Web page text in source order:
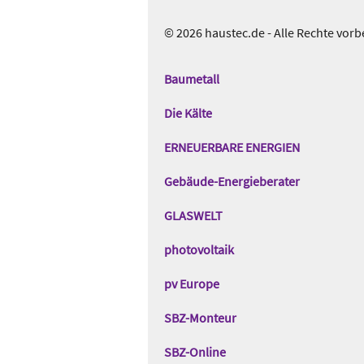
© 2026 haustec.de - Alle Rechte
Das
Baumetall
Die Kälte
ERNEUERBARE ENERGIEN
Gebäude-Energieberater
GLASWELT
photovoltaik
pv Europe
SBZ-Monteur
SBZ-Online